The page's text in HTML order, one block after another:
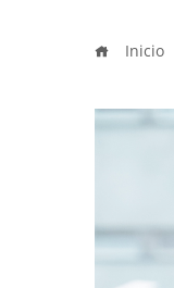
Inicio